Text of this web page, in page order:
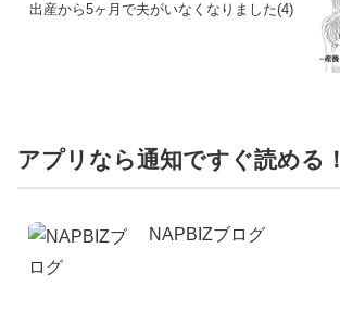
出産から5ヶ月で夫がいなくなりました(4)
アプリなら通知ですぐ読める！
NAPBIZブログ